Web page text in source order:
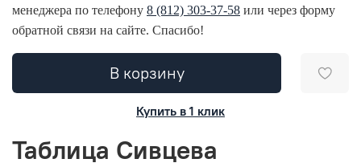
менеджера по телефону 8 (812) 303-37-58 или через форму
обратной связи на сайте. Спасибо!
В корзину
Купить в 1 клик
Таблица Сивцева